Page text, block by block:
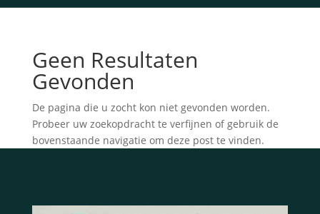
Geen Resultaten
Gevonden
De pagina die u zocht kon niet gevonden worden.
Probeer uw zoekopdracht te verfijnen of gebruik de
bovenstaande navigatie om deze post te vinden.